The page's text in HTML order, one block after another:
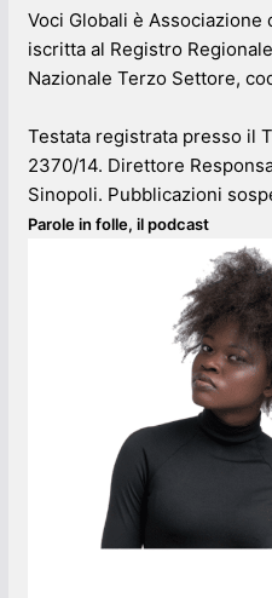
Voci Globali è Associazione
iscritta al Registro
Nazionale Terzo Settore,
Testata registrata presso il
2370/14. Direttore
Sinopoli. Pubblicazioni
Parole in folle, il podcast